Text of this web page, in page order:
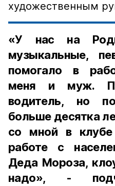
художественным
«У нас на
музыкальные,
помогало в
меня и муж.
водитель, но
больше десятка
со мной в клубе
работе с
Деда Мороза,
надо», -